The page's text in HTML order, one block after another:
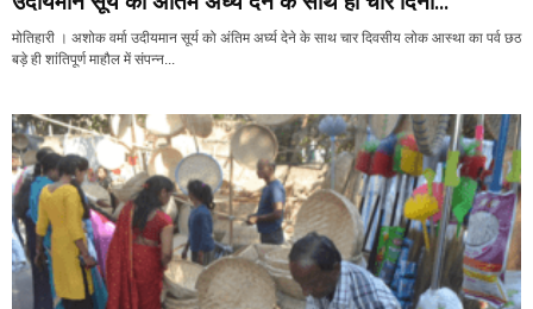
मोतिहारी । अशोक वर्मा उदीयमान सूर्य को अंतिम अर्घ्य देने के साथ चार दिवसीय लोक आस्था का पर्व छठ
बड़े ही शांतिपूर्ण माहौल में संपन्न...